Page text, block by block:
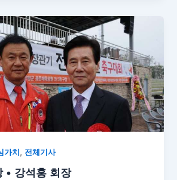
가치, 전체기사
• 강석홍 회장